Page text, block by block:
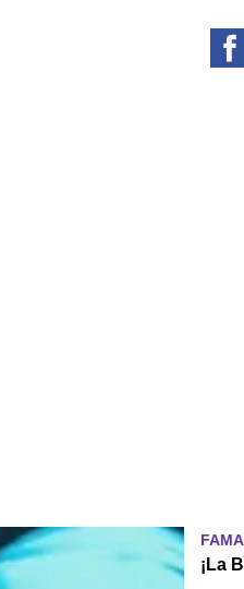
FAMA
¡La